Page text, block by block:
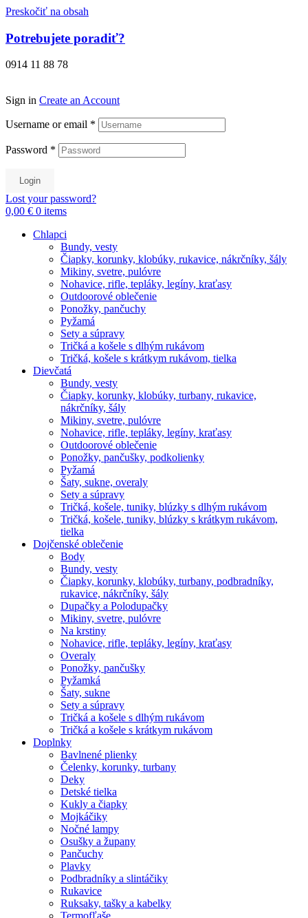
Preskočiť na obsah
Potrebujete poradiť?
0914 11 88 78
Sign in Create an Account
Username or email *
Password *
Login
Lost your password?
0,00 € 0 items
Chlapci
Bundy, vesty
Čiapky, korunky, klobúky, rukavice, nákrčníky, šály
Mikiny, svetre, pulóvre
Nohavice, rifle, tepláky, legíny, kraťasy
Outdoorové oblečenie
Ponožky, pančuchy
Pyžamá
Sety a súpravy
Tričká a košele s dlhým rukávom
Tričká, košele s krátkym rukávom, tielka
Dievčatá
Bundy, vesty
Čiapky, korunky, klobúky, turbany, rukavice,
nákrčníky, šály
Mikiny, svetre, pulóvre
Nohavice, rifle, tepláky, legíny, kraťasy
Outdoorové oblečenie
Ponožky, pančušky, podkolienky
Pyžamá
Šaty, sukne, overaly
Sety a súpravy
Tričká, košele, tuniky, blúzky s dlhým rukávom
Tričká, košele, tuniky, blúzky s krátkym rukávom,
tielka
Dojčenské oblečenie
Body
Bundy, vesty
Čiapky, korunky, klobúky, turbany, podbradníky,
rukavice, nákrčníky, šály
Dupačky a Polodupačky
Mikiny, svetre, pulóvre
Na krstiny
Nohavice, rifle, tepláky, legíny, kraťasy
Overaly
Ponožky, pančušky
Pyžamká
Šaty, sukne
Sety a súpravy
Tričká a košele s dlhým rukávom
Tričká a košele s krátkym rukávom
Doplnky
Bavlnené plienky
Čelenky, korunky, turbany
Deky
Detské tielka
Kukly a čiapky
Mojkáčiky
Nočné lampy
Osušky a župany
Pančuchy
Plavky
Podbradníky a slintáčiky
Rukavice
Ruksaky, tašky a kabelky